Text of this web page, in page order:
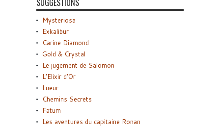
SUGGESTIONS
Mysteriosa
Exkalibur
Carine Diamond
Gold & Crystal
Le jugement de Salomon
L’Elixir d’Or
Lueur
Chemins Secrets
Fatum
Les aventures du capitaine Ronan